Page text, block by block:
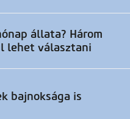
állata? Három
lehet választani
bajnoksága is